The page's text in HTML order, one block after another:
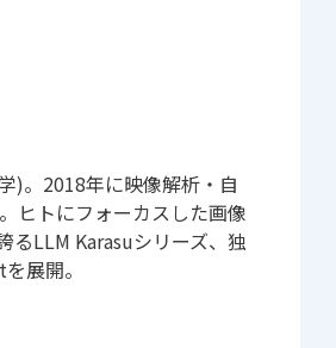
)。2018年に映像解析・自
ヒトにフォーカスした画像
LLM Karasuシリーズ、独
展開。